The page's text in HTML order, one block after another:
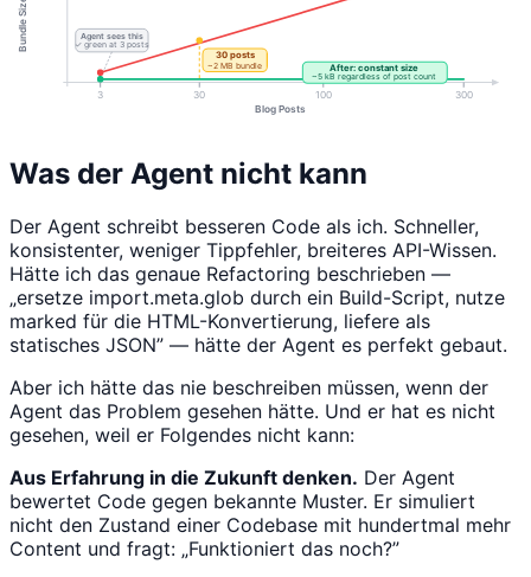
Was der Agent nicht kann
Der Agent schreibt besseren Code als ich. Schneller,
konsistenter, weniger Tippfehler, breiteres API-Wissen.
Hätte ich das genaue Refactoring beschrieben —
„ersetze import.meta.glob durch ein Build-Script, nutze
marked für die HTML-Konvertierung, liefere als
statisches JSON” — hätte der Agent es perfekt gebaut.
Aber ich hätte das nie beschreiben müssen, wenn der
Agent das Problem gesehen hätte. Und er hat es nicht
gesehen, weil er Folgendes nicht kann:
Aus Erfahrung in die Zukunft denken. Der Agent
bewertet Code gegen bekannte Muster. Er simuliert
nicht den Zustand einer Codebase mit hundertmal mehr
Content und fragt: „Funktioniert das noch?”